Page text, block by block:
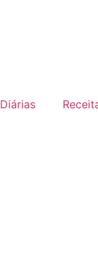
Diárias